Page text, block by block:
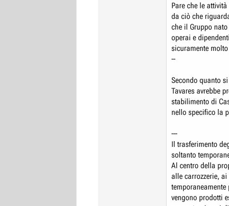
Pare che le
da ciò che
che il Gruppo
operai e
sicuramente
--
Secondo quanto
Tavares avrebbe
stabilimento di
nello specifico la
---
Il trasferimento
soltanto
Al centro della
alle carrozzerie,
vengono prodotti